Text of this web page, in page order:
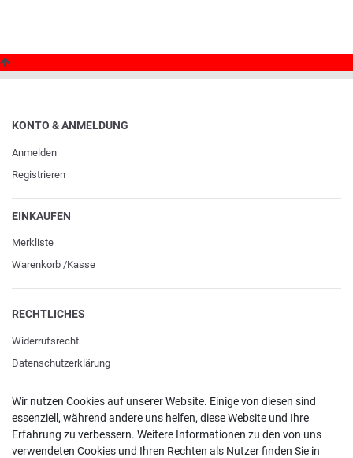
KONTO & ANMELDUNG
Anmelden
Registrieren
EINKAUFEN
Merkliste
Warenkorb /Kasse
RECHTLICHES
Widerrufs­recht
Daten­schutz­erklärung
AGB
Impressum
Wir nutzen Cookies auf unserer Website. Einige von diesen sind
essenziell, während andere uns helfen, diese Website und Ihre
Erfahrung zu verbessern. Weitere Informationen zu den von uns
verwendeten Cookies und Ihren Rechten als Nutzer finden Sie in